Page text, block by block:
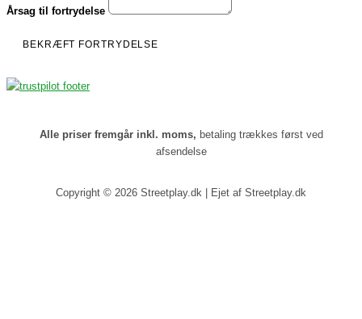
Årsag til fortrydelse
BEKRÆFT FORTRYDELSE
Alle priser fremgår inkl. moms, betaling trækkes først ved
afsendelse
Copyright © 2026 Streetplay.dk | Ejet af Streetplay.dk